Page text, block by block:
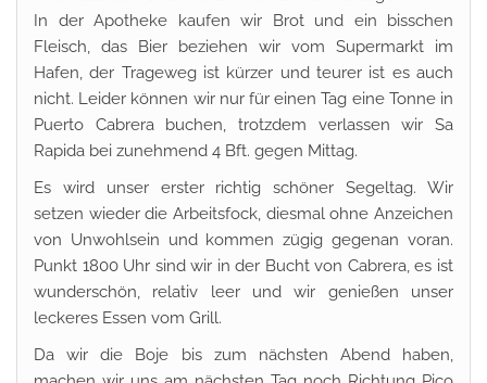
In der Apotheke kaufen wir Brot und ein bisschen
Fleisch, das Bier beziehen wir vom Supermarkt im
Hafen, der Trageweg ist kürzer und teurer ist es auch
nicht. Leider können wir nur für einen Tag eine Tonne in
Puerto Cabrera buchen, trotzdem verlassen wir Sa
Rapida bei zunehmend 4 Bft. gegen Mittag.
Es wird unser erster richtig schöner Segeltag. Wir
setzen wieder die Arbeitsfock, diesmal ohne Anzeichen
von Unwohlsein und kommen zügig gegenan voran.
Punkt 1800 Uhr sind wir in der Bucht von Cabrera, es ist
wunderschön, relativ leer und wir genießen unser
leckeres Essen vom Grill.
Da wir die Boje bis zum nächsten Abend haben,